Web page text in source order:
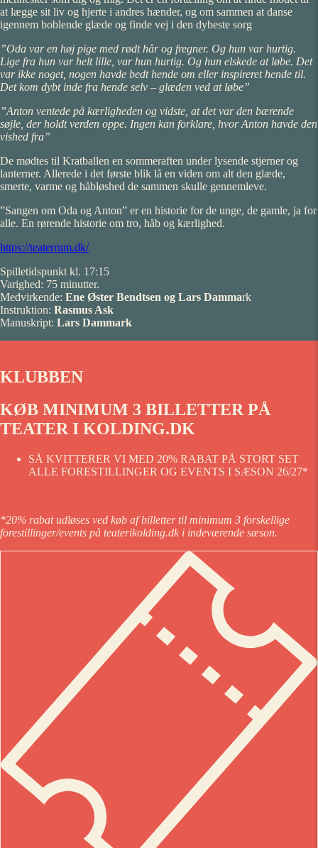
at lægge sit liv og hjerte i andres hænder, og om sammen at danse
igennem boblende glæde og finde vej i den dybeste sorg
”Oda var en høj pige med rødt hår og fregner. Og hun var hurtig.
Lige fra hun var helt lille, var hun hurtig. Og hun elskede at løbe. Det
var ikke noget, nogen havde bedt hende om eller inspireret hende til.
Det kom dybt inde fra hende selv – glæden ved at løbe”
”Anton ventede på kærligheden og vidste, at det var den bærende
søjle, der holdt verden oppe. Ingen kan forklare, hvor Anton havde den
vished fra”
De mødtes til Kratballen en sommeraften under lysende stjerner og
lanterner. Allerede i det første blik lå en viden om alt den glæde,
smerte, varme og håbløshed de sammen skulle gennemleve.
”Sangen om Oda og Anton” er en historie for de unge, de gamle, ja for
alle. En rørende historie om tro, håb og kærlighed.
https://teaterrum.dk/
Spilletidspunkt kl. 17:15
Varighed: 75 minutter.
Medvirkende: Ene Øster Bendtsen og Lars Dammark
Instruktion: Rasmus Ask
Manuskript: Lars Dammark
KLUBBEN
KØB MINIMUM 3 BILLETTER PÅ
TEATER I KOLDING.DK
SÅ KVITTERER VI MED 20% RABAT PÅ STORT SET
ALLE FORESTILLINGER OG EVENTS I SÆSON 26/27*
*20% rabat udløses ved køb af billetter til minimum 3 forskellige
forestillinger/events på teaterikolding.dk i indeværende sæson.